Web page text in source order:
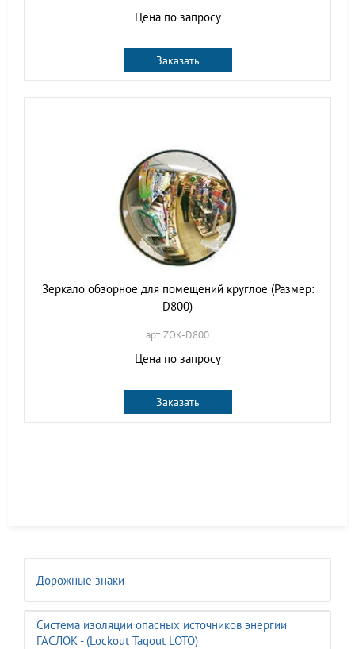
Дорожные знаки
Система изоляции опасных источников энергии
ГАСЛОК - (Lockout Tagout LOTO)
Цена по запросу
Заказать
Зеркало обзорное для помещений круглое (Размер:
D800)
арт. ZOK-D800
Цена по запросу
Заказать